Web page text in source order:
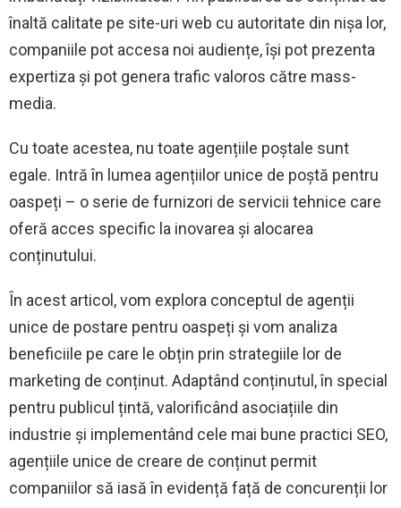
înaltă calitate pe site-uri web cu autoritate din nișa lor,
companiile pot accesa noi audiențe, își pot prezenta
expertiza și pot genera trafic valoros către mass-
media.
Cu toate acestea, nu toate agențiile poștale sunt
egale. Intră în lumea agențiilor unice de poștă pentru
oaspeți – o serie de furnizori de servicii tehnice care
oferă acces specific la inovarea și alocarea
conținutului.
În acest articol, vom explora conceptul de agenții
unice de postare pentru oaspeți și vom analiza
beneficiile pe care le obțin prin strategiile lor de
marketing de conținut. Adaptând conținutul, în special
pentru publicul țintă, valorificând asociațiile din
industrie și implementând cele mai bune practici SEO,
agențiile unice de creare de conținut permit
companiilor să iasă în evidență față de concurenții lor